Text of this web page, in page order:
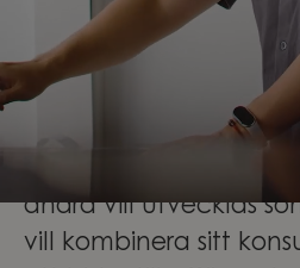
Du får tidigt ta ansvar,
kollegor och ledare
när du behöver stöd.
Vi tror inte att alla ska
karriärväg. Vissa vill
andra vill utvecklas
vill kombinera sitt